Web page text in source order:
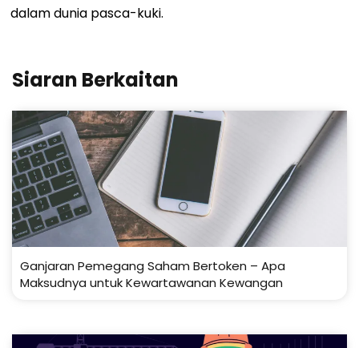
dalam dunia pasca-kuki.
Siaran Berkaitan
Ganjaran Pemegang Saham Bertoken – Apa
Maksudnya untuk Kewartawanan Kewangan